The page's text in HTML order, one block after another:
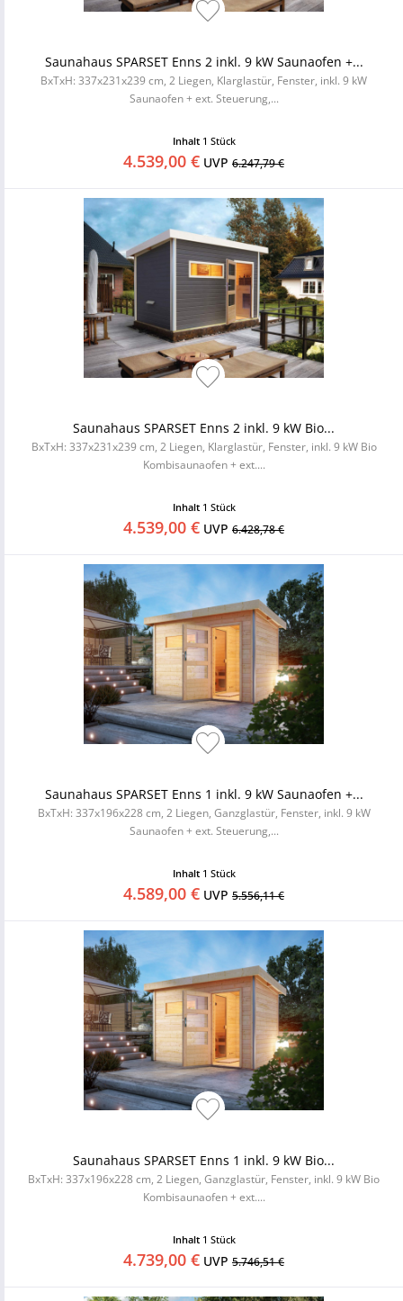
Saunahaus SPARSET Enns 2 inkl. 9 kW Saunaofen +...
BxTxH: 337x231x239 cm, 2 Liegen, Klarglastür, Fenster, inkl. 9 kW
Saunaofen + ext. Steuerung,...
Inhalt 1 Stück
4.539,00 € UVP 6.247,79 €
Saunahaus SPARSET Enns 2 inkl. 9 kW Bio...
BxTxH: 337x231x239 cm, 2 Liegen, Klarglastür, Fenster, inkl. 9 kW Bio
Kombisaunaofen + ext....
Inhalt 1 Stück
4.539,00 € UVP 6.428,78 €
Saunahaus SPARSET Enns 1 inkl. 9 kW Saunaofen +...
BxTxH: 337x196x228 cm, 2 Liegen, Ganzglastür, Fenster, inkl. 9 kW
Saunaofen + ext. Steuerung,...
Inhalt 1 Stück
4.589,00 € UVP 5.556,11 €
Saunahaus SPARSET Enns 1 inkl. 9 kW Bio...
BxTxH: 337x196x228 cm, 2 Liegen, Ganzglastür, Fenster, inkl. 9 kW Bio
Kombisaunaofen + ext....
Inhalt 1 Stück
4.739,00 € UVP 5.746,51 €